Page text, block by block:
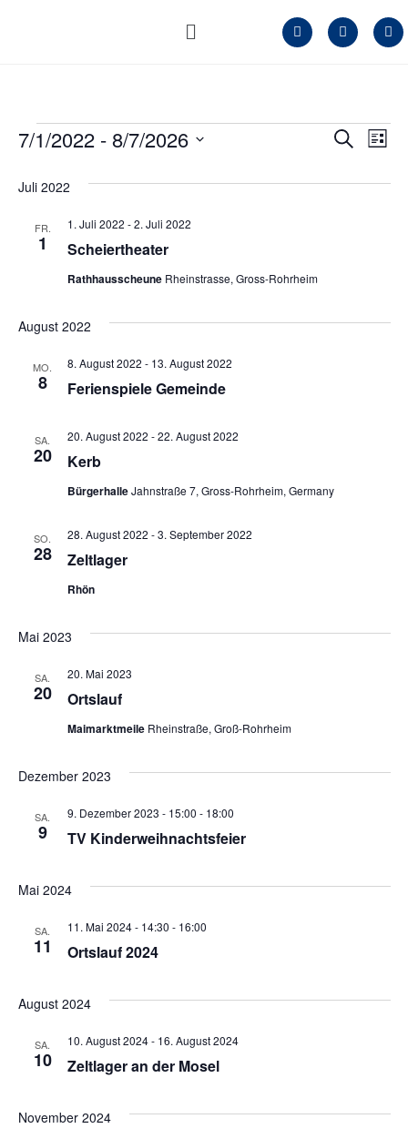
SucheListe
7/1/2022 - 8/7/2026
Juli 2022
FR.
1 Scheiertheater
1. Juli 2022 -2. Juli 2022
Rathhausscheune Rheinstrasse, Gross-Rohrheim
August 2022
MO.
8 Ferienspiele Gemeinde
8. August 2022 - 13. August 2022
SA.
20 Kerb
20. August 2022 -22. August 2022
BürgerhalleJahnstraße 7, Gross-Rohrheim, Germany
SO.
28 Zeltlager
28. August 2022 -3. September 2022
Rhön
Mai 2023
SA.
20 Ortslauf
20. Mai 2023
Maimarktmeile Rheinstraße, Groß-Rohrheim
Dezember 2023
SA.
9 TV Kinderweihnachtsfeier
9. Dezember 2023 - 15:00 - 18:00
Mai 2024
SA.
11 Ortslauf 2024
11. Mai 2024 - 14:30 - 16:00
August 2024
SA.
10 Zeltlager an der Mosel
10. August 2024- 16. August 2024
November 2024